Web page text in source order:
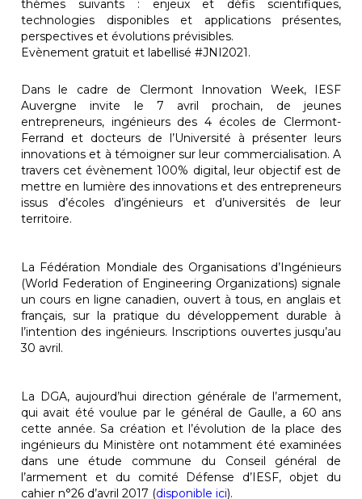
thèmes suivants : enjeux et défis scientifiques,
technologies disponibles et applications présentes,
perspectives et évolutions prévisibles.
Evènement gratuit et labellisé #JNI2021.
Dans le cadre de Clermont Innovation Week, IESF
Auvergne invite le 7 avril prochain, de jeunes
entrepreneurs, ingénieurs des 4 écoles de Clermont-
Ferrand et docteurs de l’Université à présenter leurs
innovations et à témoigner sur leur commercialisation. A
travers cet évènement 100% digital, leur objectif est de
mettre en lumière des innovations et des entrepreneurs
issus d’écoles d’ingénieurs et d’universités de leur
territoire.
La Fédération Mondiale des Organisations d’Ingénieurs
(World Federation of Engineering Organizations) signale
un cours en ligne canadien, ouvert à tous, en anglais et
français, sur la pratique du développement durable à
l’intention des ingénieurs. Inscriptions ouvertes jusqu’au
30 avril.
La DGA, aujourd’hui direction générale de l’armement,
qui avait été voulue par le général de Gaulle, a 60 ans
cette année. Sa création et l’évolution de la place des
ingénieurs du Ministère ont notamment été examinées
dans une étude commune du Conseil général de
l’armement et du comité Défense d’IESF, objet du
cahier n°26 d’avril 2017 (disponible ici).